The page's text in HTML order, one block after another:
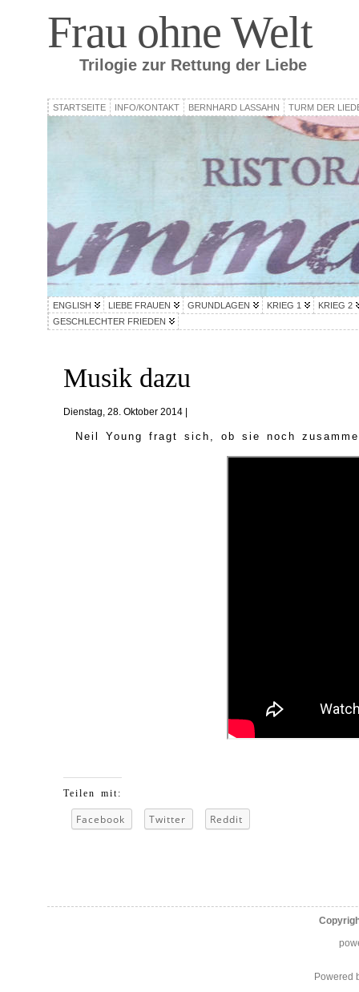
Frau ohne Welt
Trilogie zur Rettung der Liebe
STARTSEITE INFO/KONTAKT BERNHARD LASSAHN TURM DER
ENGLISH LIEBE FRAUEN GRUNDLAGEN KRIEG 1
KRIEG 2
GESCHLECHTER FRIEDEN
Musik dazu
Dienstag, 28. Oktober 2014 |
Neil Young fragt sich, ob sie noch
Teilen mit:
Facebook Twitter Reddit
Powered